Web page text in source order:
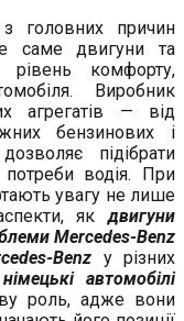
головних причин
саме двигуни та
рівень комфорту,
Виробник
агрегатів — від
бензинових і
підібрати
потреби водія. При
увагу не лише
якдвигуни
Mercedes-Benz
Benz у різних
німецькі автомобілі
роль, адже вони